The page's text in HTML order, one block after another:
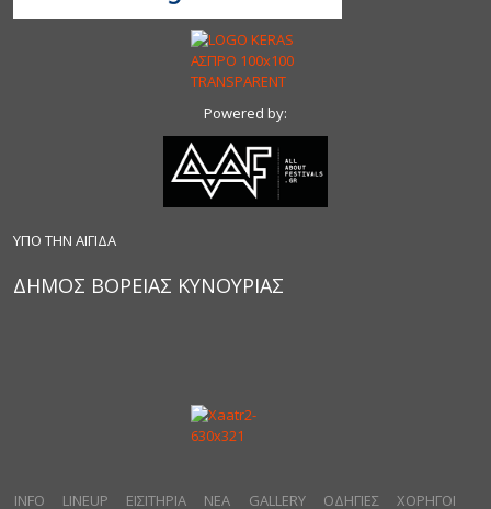
Powered by:
ΥΠΟ ΤΗΝ ΑΙΓΙΔΑ
ΔΗΜΟΣ ΒΟΡΕΙΑΣ ΚΥΝΟΥΡΙΑΣ
INFO LINEUP ΕΙΣΙΤΗΡΙΑ ΝΕΑ GALLERY ΟΔΗΓΙΕΣ ΧΟΡΗΓΟΙ